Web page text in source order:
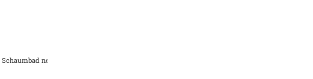
nehmen